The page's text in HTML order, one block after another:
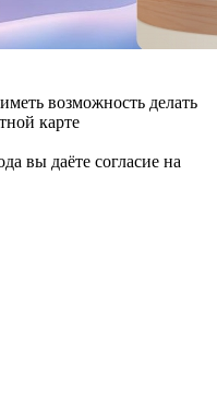
возможность делать
карте
вы даёте согласие на